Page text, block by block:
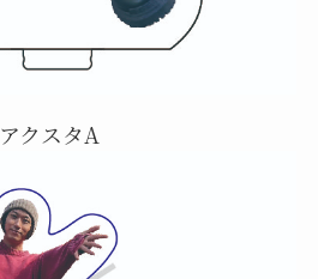
アクスタA